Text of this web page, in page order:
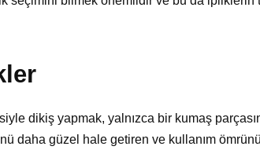
dikiş yapmak, yalnızca bir kumaş
daha güzel hale getiren ve kullanım